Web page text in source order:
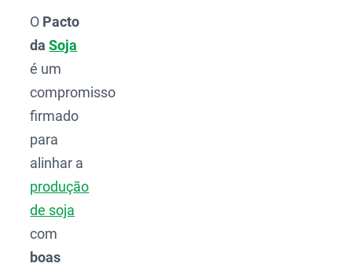
O Pacto
daSoja
é um
compromisso
firmado
para
alinhar a
produção
de soja
com
boas